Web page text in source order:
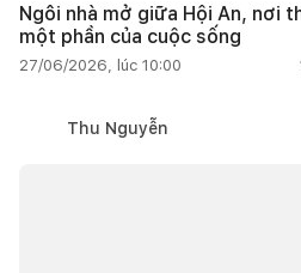
Ngôi nhà mở giữa Hội An, nơi
một phần của cuộc sống
27/06/2026, lúc 10:00
Thu Nguyễn